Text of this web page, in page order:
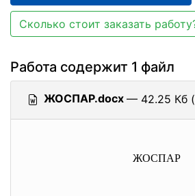
Сколько стоит заказать
Работа содержит 1 файл
ЖОСПАР.docx — 42.25 Кб (
ЖОСПАР